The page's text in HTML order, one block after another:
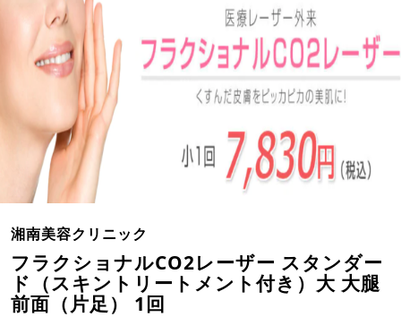
湘南美容クリニック
フラクショナルCO2レーザー スタンダー
ド（スキントリートメント付き）大 大腿
前面（片足） 1回